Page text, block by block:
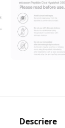
Descriere